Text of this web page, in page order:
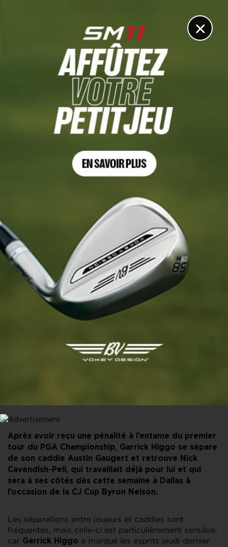
×
Garrick Higgo paie les pots cassés
Après avoir reçu une pénalité à l’entame du premier
tour du PGA Championship, Garrick Higgo se sépare
de son caddie Austin Gaugert et retrouve Nick
Cavendish-Pell, qui travaillait déjà pour lui et qui
sera à ses côtés dès cette semaine à Dallas à
l’occasion de la CJ Cup Byron Nelson.
Les séparations entre joueurs et caddies sont
fréquentes, mais celle-ci est particulièrement sensible,
car Garrick Higgo a marqué les esprits jeudi dernier